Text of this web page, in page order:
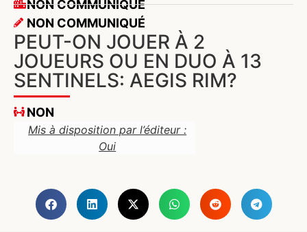
NON COMMUNIQUÉ
NON COMMUNIQUÉ
PEUT-ON JOUER À 2
JOUEURS OU EN DUO À 13
SENTINELS: AEGIS RIM?
NON
Mis à disposition par l’éditeur :
Oui